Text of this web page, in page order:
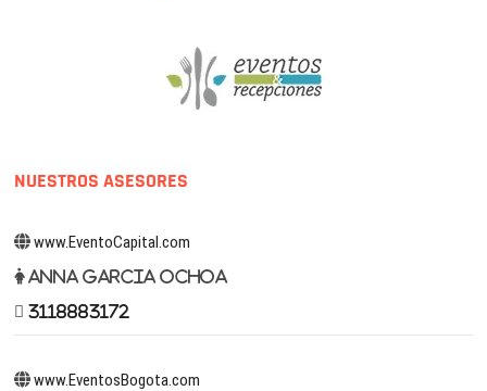
NUESTROS ASESORES
www.EventoCapital.com
Anna Garcia Ochoa
3118883172
www.EventosBogota.com